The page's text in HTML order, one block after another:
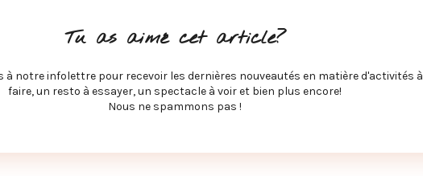
MEVE ET CIE
Tu as aimé cet article?
à notre infolettre pour recevoir les dernières nouveautés en matière d'activités à
faire, un resto à essayer, un spectacle à voir et bien plus encore!
Nous ne spammons pas !